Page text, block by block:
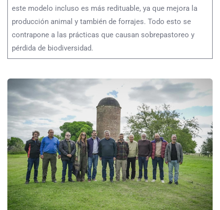
este modelo incluso es más redituable, ya que mejora la
producción animal y también de forrajes. Todo esto se
contrapone a las prácticas que causan sobrepastoreo y
pérdida de biodiversidad.